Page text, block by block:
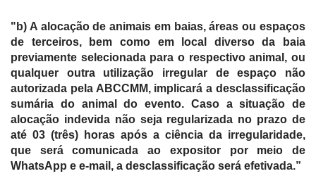
"b) A alocação de animais em baias, áreas ou espaços
de terceiros, bem como em local diverso da baia
previamente selecionada para o respectivo animal, ou
qualquer outra utilização irregular de espaço não
autorizada pela ABCCMM, implicará a desclassificação
sumária do animal do evento. Caso a situação de
alocação indevida não seja regularizada no prazo de
até 03 (três) horas após a ciência da irregularidade,
que será comunicada ao expositor por meio de
WhatsApp e e-mail, a desclassificação será efetivada.”